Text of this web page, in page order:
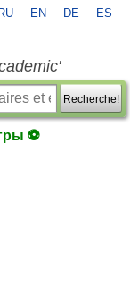
RU EN DE ES
Recherche!
⚽